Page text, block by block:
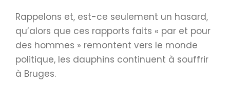
Rappelons et, est-ce seulement un hasard,
qu’alors que ces rapports faits « par et pour
des hommes » remontent vers le monde
politique, les dauphins continuent à souffrir
à Bruges.